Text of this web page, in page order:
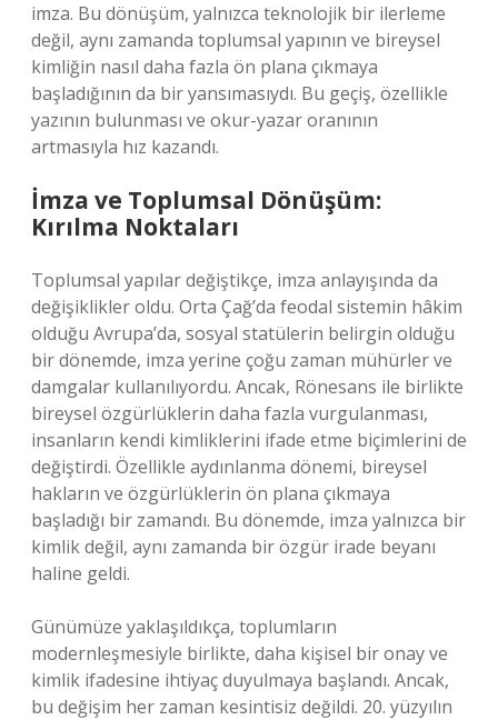
imza. Bu dönüşüm, yalnızca teknolojik bir ilerleme
değil, aynı zamanda toplumsal yapının ve bireysel
kimliğin nasıl daha fazla ön plana çıkmaya
başladığının da bir yansımasıydı. Bu geçiş, özellikle
yazının bulunması ve okur-yazar oranının
artmasıyla hız kazandı.
İmza ve Toplumsal Dönüşüm:
Kırılma Noktaları
Toplumsal yapılar değiştikçe, imza anlayışında da
değişiklikler oldu. Orta Çağ’da feodal sistemin hâkim
olduğu Avrupa’da, sosyal statülerin belirgin olduğu
bir dönemde, imza yerine çoğu zaman mühürler ve
damgalar kullanılıyordu. Ancak, Rönesans ile birlikte
bireysel özgürlüklerin daha fazla vurgulanması,
insanların kendi kimliklerini ifade etme biçimlerini de
değiştirdi. Özellikle aydınlanma dönemi, bireysel
hakların ve özgürlüklerin ön plana çıkmaya
başladığı bir zamandı. Bu dönemde, imza yalnızca bir
kimlik değil, aynı zamanda bir özgür irade beyanı
haline geldi.
Günümüze yaklaşıldıkça, toplumların
modernleşmesiyle birlikte, daha kişisel bir onay ve
kimlik ifadesine ihtiyaç duyulmaya başlandı. Ancak,
bu değişim her zaman kesintisiz değildi. 20. yüzyılın